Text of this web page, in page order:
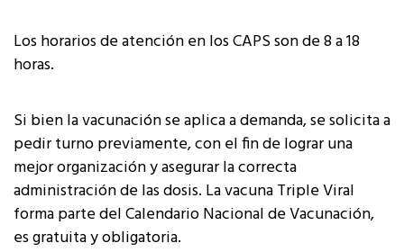
Los horarios de atención en los CAPS son de 8 a 18
horas.
Si bien la vacunación se aplica a demanda, se solicita a
pedir turno previamente, con el fin de lograr una
mejor organización y asegurar la correcta
administración de las dosis. La vacuna Triple Viral
forma parte del Calendario Nacional de Vacunación,
es gratuita y obligatoria.